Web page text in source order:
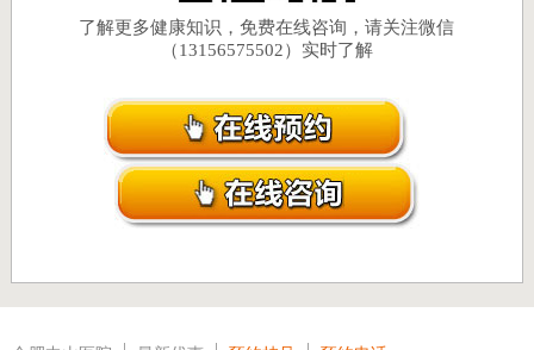
了解更多健康知识，免费在线咨询，请关注微信
（13156575502）实时了解